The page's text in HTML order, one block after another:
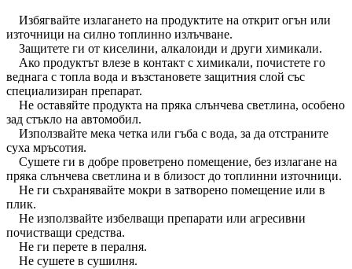
Избягвайте излагането на продуктите на открит огън или
източници на силно топлинно излъчване.
Защитете ги от киселини, алкалоиди и други химикали.
Ако продуктът влезе в контакт с химикали, почистете го
веднага с топла вода и възстановете защитния слой със
специализиран препарат.
Не оставяйте продукта на пряка слънчева светлина, особено
зад стъкло на автомобил.
Използвайте мека четка или гъба с вода, за да отстраните
суха мръсотия.
Сушете ги в добре проветрено помещение, без излагане на
пряка слънчева светлина и в близост до топлинни източници.
Не ги съхранявайте мокри в затворено помещение или в
плик.
Не използвайте избелващи препарати или агресивни
почистващи средства.
Не ги перете в пералня.
Не сушете в сушилня.